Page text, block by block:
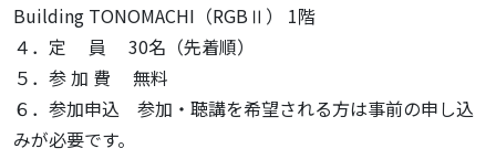
Building TONOMACHI（RGBⅡ） 1階
４．定 員 30名（先着順）
５．参 加 費 無料
６．参加申込 参加・聴講を希望される方は事前の申し込
みが必要です。